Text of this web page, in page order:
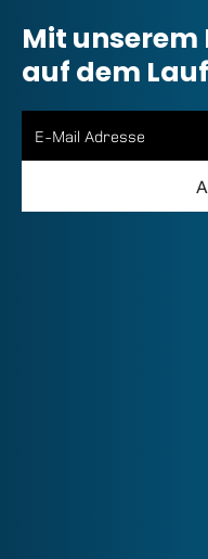
Mit
auf dem